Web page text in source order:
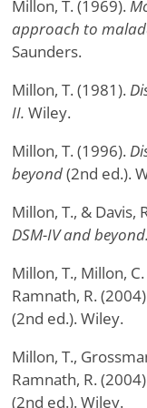
Millon, T. (1969).
approach to
Saunders.
Millon, T. (1981).
II. Wiley.
Millon, T. (1996).
beyond(2nd ed.).
Millon, T., & Davis,
DSM-IV and beyond.
Millon, T., Millon,
Ramnath, R.
(2nd ed.). Wiley.
Millon, T.,
Ramnath, R.
(2nd ed.). Wiley.